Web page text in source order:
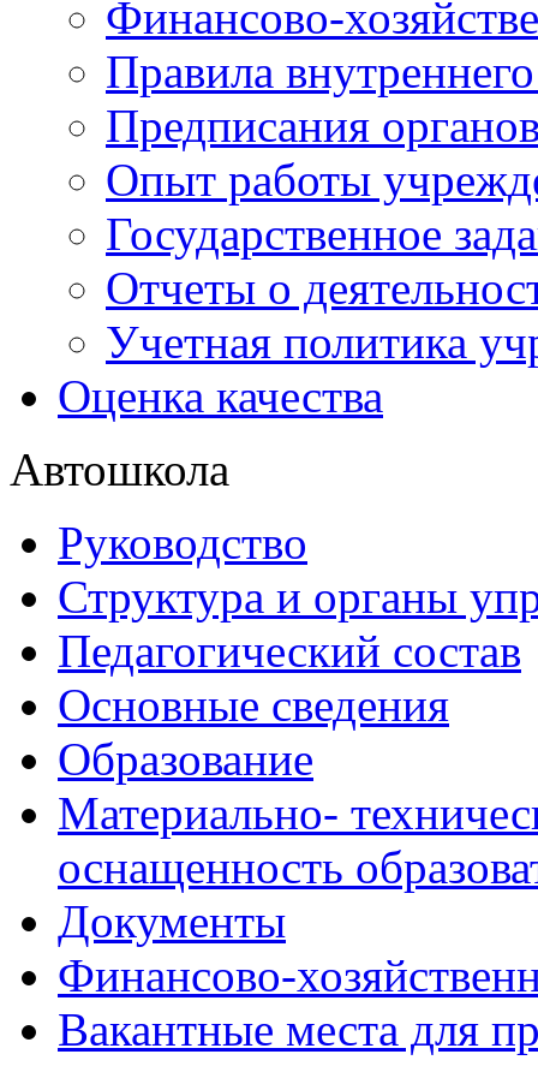
Финансово-
Правила
Предписания
Опыт работы
Государственное
Отчеты о
Учетная политика
Оценка качества
Автошкола
Руководство
Структура и органы
Педагогический состав
Основные сведения
Образование
Материально-
оснащенность
Документы
Финансово-
Вакантные места для